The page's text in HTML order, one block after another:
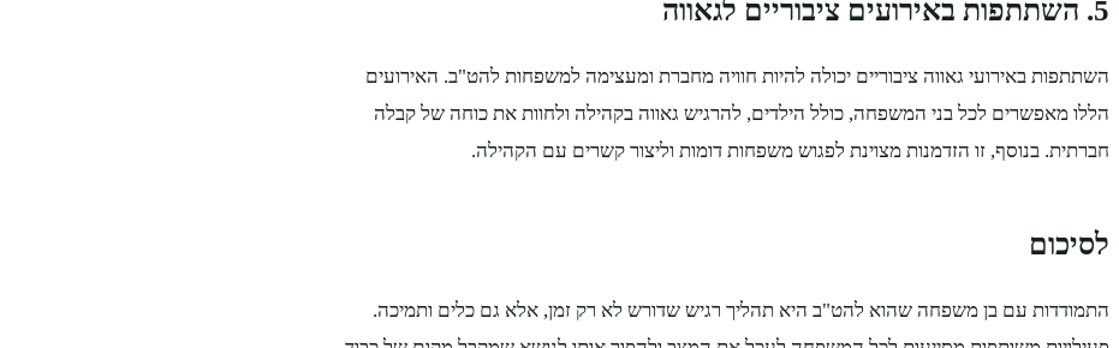
5. השתתפות באירועים ציבוריים לגאווה
השתתפות באירועי גאווה ציבוריים יכולה להיות חוויה מחברת ומעצימה למשפחות להט"ב. האירועים
הללו מאפשרים לכל בני המשפחה, כולל הילדים, להרגיש גאווה בקהילה ולחוות את כוחה של קבלה
חברתית. בנוסף, זו הזדמנות מצוינת לפגוש משפחות דומות וליצור קשרים עם הקהילה.
לסיכום
התמודדות עם בן משפחה שהוא להט"ב היא תהליך רגיש שדורש לא רק זמן, אלא גם כלים ותמיכה.